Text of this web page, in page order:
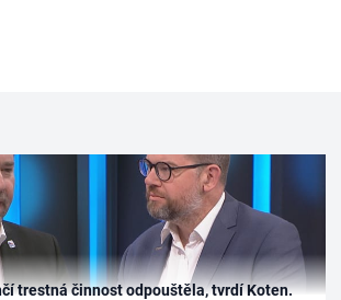
trestná činnost odpouštěla, tvrdí Koten.